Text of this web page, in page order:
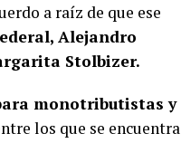
a raíz de que ese
Alejandro
Stolbizer.
monotributistas y
los que se encuentra